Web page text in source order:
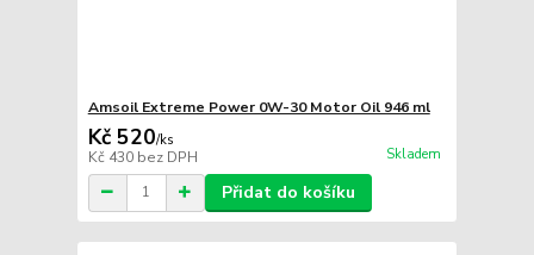
Amsoil Extreme Power 0W-30 Motor Oil 946 ml
Kč 520/ks
Kč 430 bez DPH Skladem
Přidat do košíku